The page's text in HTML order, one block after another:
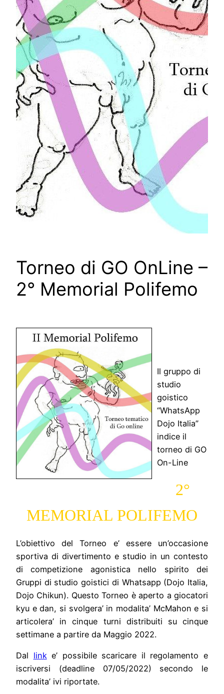
Torneo di GO OnLine –
2° Memorial Polifemo
Il gruppo di
studio
goistico
“WhatsApp
Dojo Italia”
indice il
torneo di GO
On-Line
2°
MEMORIAL POLIFEMO
L’obiettivo del Torneo e’ essere un’occasione
sportiva di divertimento e studio in un contesto
di competizione agonistica nello spirito dei
Gruppi di studio goistici di Whatsapp (Dojo Italia,
Dojo Chikun). Questo Torneo è aperto a giocatori
kyu e dan, si svolgera’ in modalita’ McMahon e si
articolera’ in cinque turni distribuiti su cinque
settimane a partire da Maggio 2022.
Dal linke’ possibile scaricare il regolamento e
iscriversi (deadline 07/05/2022) secondo le
modalita’ ivi riportate.